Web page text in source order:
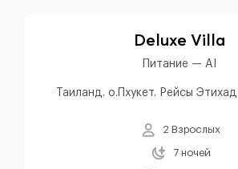
Deluxe Villa
Питание — AI
Таиланд. о.Пхукет. Рейсы
2 Взрослых
7 ночей